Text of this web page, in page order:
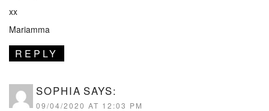
xx
Mariamma
REPLY
SOPHIA SAYS:
09/04/2020 AT 12:03 PM